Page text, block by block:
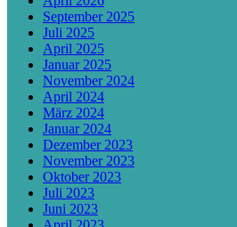
September 2025
Juli 2025
April 2025
Januar 2025
November 2024
April 2024
März 2024
Januar 2024
Dezember 2023
November 2023
Oktober 2023
Juli 2023
Juni 2023